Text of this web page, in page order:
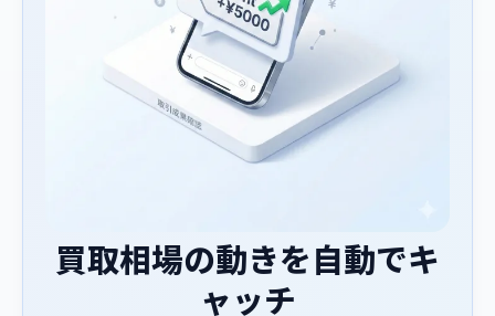
買取相場の動きを自動でキ
ャッチ